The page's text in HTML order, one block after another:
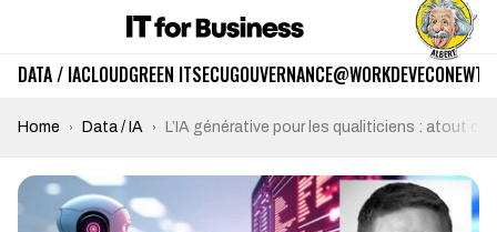
DATA / IACLOUDGREEN ITSECUGOUVERNANCE@WORKDEVECO
Home Data / IA L’IA générative pour les qualiticiens : atout ou